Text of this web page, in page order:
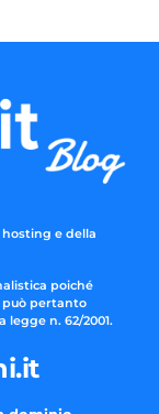
e della
poiché
può pertanto
n. 62/2001.